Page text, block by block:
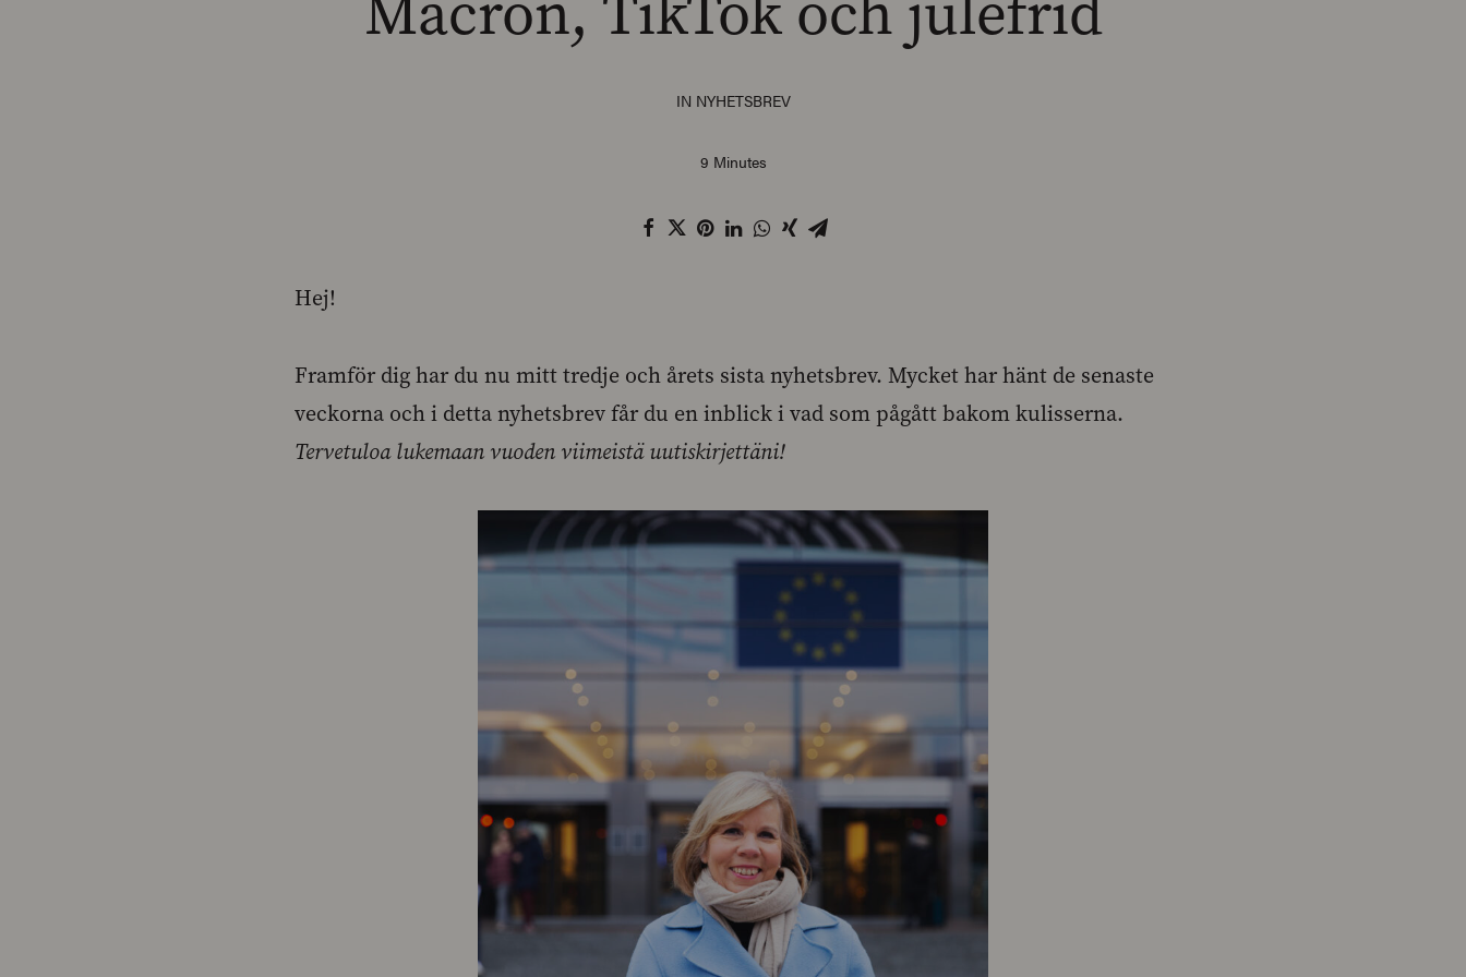
IN NYHETSBREV
9 Minutes
Hej!
Framför dig har du nu mitt tredje och årets sista nyhetsbrev. Mycket har hänt de senaste
veckorna och i detta nyhetsbrev får du en inblick i vad som pågått bakom kulisserna.
Tervetuloa lukemaan vuoden viimeistä uutiskirjettäni!